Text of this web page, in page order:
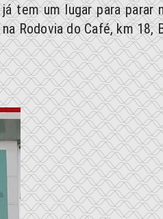
tem um lugar para parar
Rodovia do Café, km 18,